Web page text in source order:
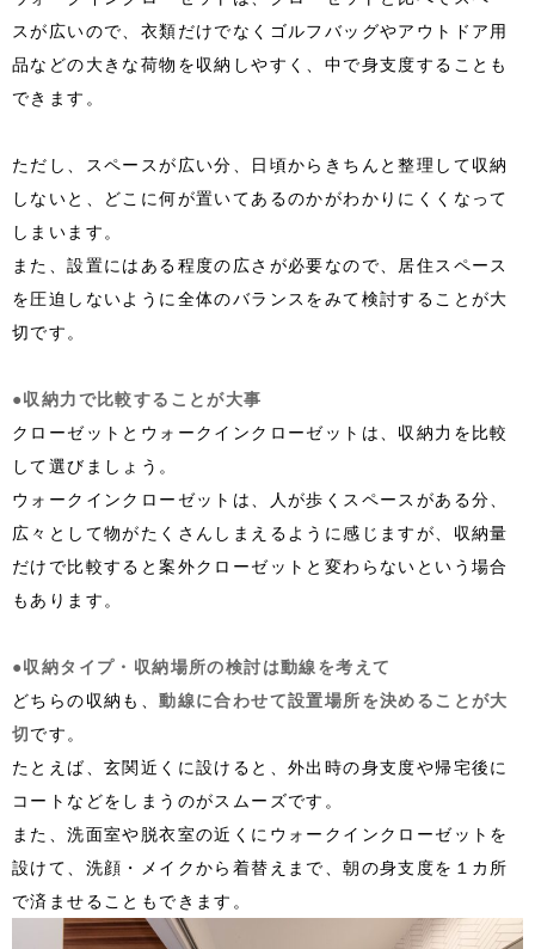
スが広いので、衣類だけでなくゴルフバッグやアウトドア用
品などの大きな荷物を収納しやすく、中で身支度することも
できます。
ただし、スペースが広い分、日頃からきちんと整理して収納
しないと、どこに何が置いてあるのかがわかりにくくなって
しまいます。
また、設置にはある程度の広さが必要なので、居住スペース
を圧迫しないように全体のバランスをみて検討することが大
切です。
●収納力で比較することが大事
クローゼットとウォークインクローゼットは、収納力を比較
して選びましょう。
ウォークインクローゼットは、人が歩くスペースがある分、
広々として物がたくさんしまえるように感じますが、収納量
だけで比較すると案外クローゼットと変わらないという場合
もあります。
●収納タイプ・収納場所の検討は動線を考えて
どちらの収納も、動線に合わせて設置場所を決めることが大
切です。
たとえば、玄関近くに設けると、外出時の身支度や帰宅後に
コートなどをしまうのがスムーズです。
また、洗面室や脱衣室の近くにウォークインクローゼットを
設けて、洗顔・メイクから着替えまで、朝の身支度を１カ所
で済ませることもできます。